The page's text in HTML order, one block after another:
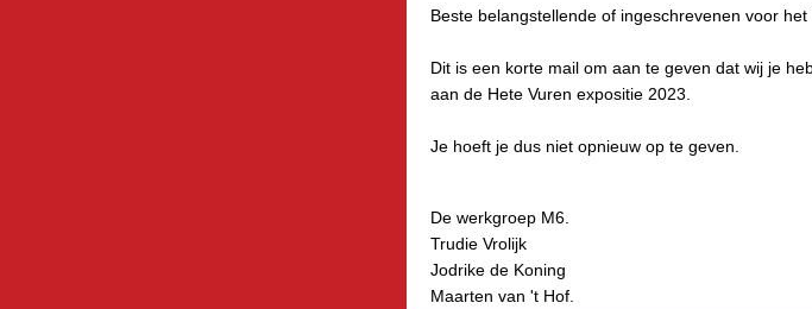
Beste belangstellende of ingeschrevenen voor het
Dit is een korte mail om aan te geven dat wij je
aan de Hete Vuren expositie 2023.
Je hoeft je dus niet opnieuw op te geven.
De werkgroep M6.
Trudie Vrolijk
Jodrike de Koning
Maarten van 't Hof.